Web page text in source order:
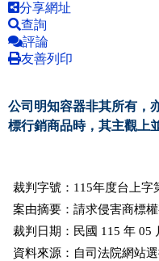
分享網址
查詢
評論
友善列印
公司明知容器非其所有，
標行銷商品時，其主觀上
裁判字號：115年度台上字
案由摘要：請求侵害商標
裁判日期：民國 115 年 05
資料來源：自司法院網站